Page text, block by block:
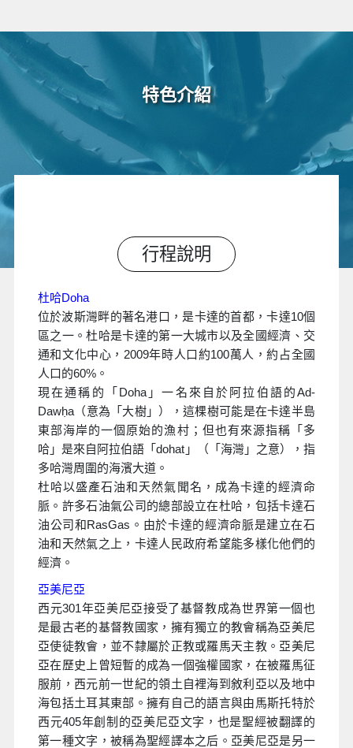
特色介紹
行程說明
杜哈Doha
位於波斯灣畔的著名港口，是卡達的首都，卡達10個
區之一。杜哈是卡達的第一大城市以及全國經濟、交
通和文化中心，2009年時人口約100萬人，約占全國
人口的60%。
現在通稱的「Doha」一名來自於阿拉伯語的Ad-
Dawḥa（意為「大樹」），這棵樹可能是在卡達半島
東部海岸的一個原始的漁村；但也有來源指稱「多
哈」是來自阿拉伯語「dohat」（「海灣」之意），指
多哈灣周圍的海濱大道。
杜哈以盛產石油和天然氣聞名，成為卡達的經濟命
脈。許多石油氣公司的總部設立在杜哈，包括卡達石
油公司和RasGas。由於卡達的經濟命脈是建立在石
油和天然氣之上，卡達人民政府希望能多樣化他們的
經濟。
亞美尼亞
西元301年亞美尼亞接受了基督教成為世界第一個也
是最古老的基督教國家，擁有獨立的教會稱為亞美尼
亞使徒教會，並不隸屬於正教或羅馬天主教。亞美尼
亞在歷史上曾短暫的成為一個強權國家，在被羅馬征
服前，西元前一世紀的領土自裡海到敘利亞以及地中
海包括土耳其東部。擁有自己的語言與由馬斯托特於
西元405年創制的亞美尼亞文字，也是聖經被翻譯的
第一種文字，被稱為聖經譯本之后。亞美尼亞是另一